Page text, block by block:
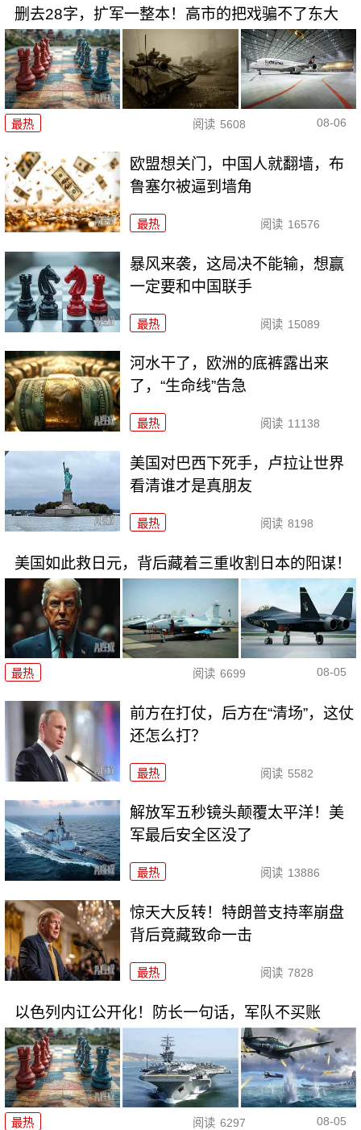
删去28字，扩军一整本！高市的把戏骗不了东大
最热 阅读 5608 08-06
欧盟想关门，中国人就翻墙，布
鲁塞尔被逼到墙角
最热 阅读 16576
暴风来袭，这局决不能输，想赢
一定要和中国联手
最热 阅读 15089
河水干了，欧洲的底裤露出来
了，“生命线”告急
最热 阅读 11138
美国对巴西下死手，卢拉让世界
看清谁才是真朋友
最热 阅读 8198
美国如此救日元，背后藏着三重收割日本的阳谋！
最热 阅读 6699 08-05
前方在打仗，后方在“清场”，这仗
还怎么打？
最热 阅读 5582
解放军五秒镜头颠覆太平洋！美
军最后安全区没了
最热 阅读 13886
惊天大反转！特朗普支持率崩盘
背后竟藏致命一击
最热 阅读 7828
以色列内讧公开化！防长一句话，军队不买账
最热 阅读 6297 08-05